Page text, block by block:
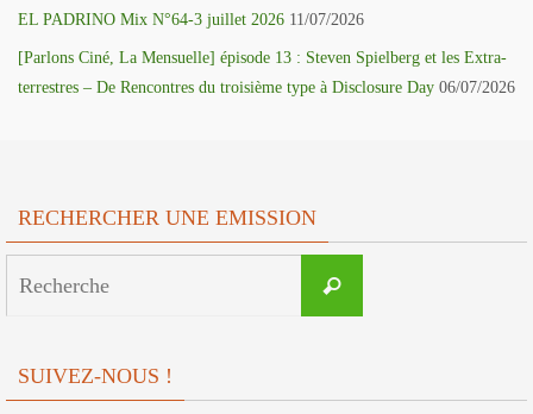
EL PADRINO Mix N°64-3 juillet 2026 11/07/2026
[Parlons Ciné, La Mensuelle] épisode 13 : Steven Spielberg et les Extra-
terrestres – De Rencontres du troisième type à Disclosure Day 06/07/2026
RECHERCHER UNE EMISSION
Recherche
SUIVEZ-NOUS !